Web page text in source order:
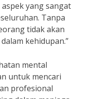
yang sangat
Tanpa
tidak akan
kehidupan.”
mental
untuk mencari
profesional